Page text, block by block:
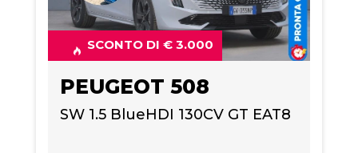
SCONTO DI € 3.000
PEUGEOT 508
SW 1.5 BlueHDI 130CV GT EAT8